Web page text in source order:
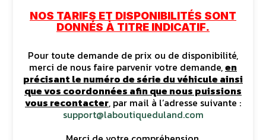
NOS TARIFS ET DISPONIBILITÉS SONT
DONNÉS À TITRE INDICATIF.
Pour toute demande de prix ou de disponibilité,
merci de nous faire parvenir votre demande,en
précisant le numéro de série du véhicule ainsi
que vos coordonnées afin que nous puissions
vous recontacter, par mail à l’adresse suivante :
support@laboutiqueduland.com